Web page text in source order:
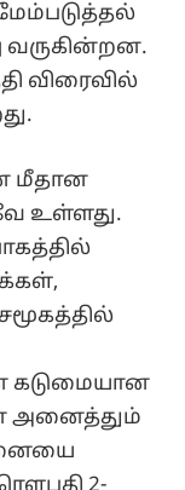
வருகின்றன.
விரைவில்
மீதான
உள்ளது.
கடுமையான
அனைத்தும்